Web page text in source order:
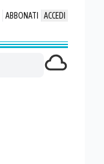
ABBONATI ACCEDI